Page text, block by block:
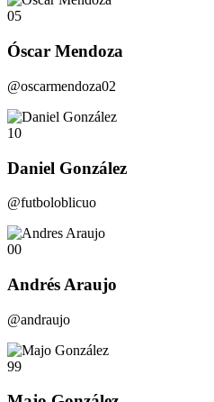
05
Óscar Mendoza
@oscarmendoza02
10
Daniel González
@futboloblicuo
00
Andrés Araujo
@andraujo
99